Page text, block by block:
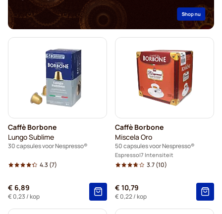
Caffè Borbone
Lungo Sublime
30 capsules voor Nespresso®
4.3 (7)
€ 6,89
€ 0,23 / kop
Caffè Borbone
Miscela Oro
50 capsules voor Nespresso®
Espresso 7 Intensiteit
3.7(10)
€ 10,79
€ 0,22/ kop
Segafredo - Koffiecapsules voor Nespresso®
Café René - Koffiecapsules voor Nespresso®
Capsules voor Nespresso®
Gevalia - Koffiecapsules voor Nespresso®
Belmio - Koffiecapsules voor Nespresso®
Garibaldi - Koffiecapsules voor Nespresso®
Tonino Lamborghini - Koffiecapsules voor Nespresso®
Cafeïnevrije koffiecapsules voor Nespresso®